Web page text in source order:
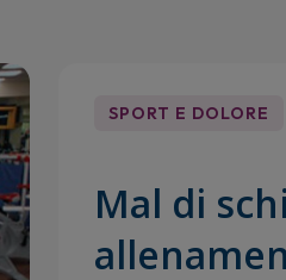
SPORT E DOLORE
Mal di